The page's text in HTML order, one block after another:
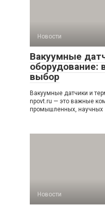
Новости
Вакуумные
оборудование:
выбор
Вакуумные датчики и
npovt.ru — это важные
промышленных, научных
Новости